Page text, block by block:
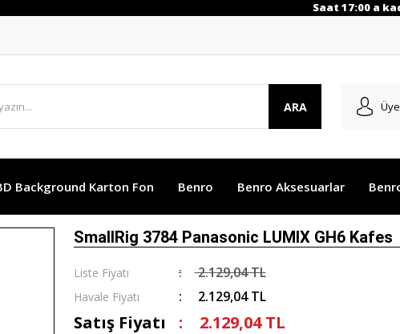
Saat 17:00 a
ARA
Background Karton Fon Benro Benro Aksesuarlar
SmallRig 3784 Panasonic LUMIX GH6 Kafes
Liste Fiyatı 2.129,04 TL
Havale Fiyatı 2.129,04 TL
Satış Fiyatı 2.129,04 TL